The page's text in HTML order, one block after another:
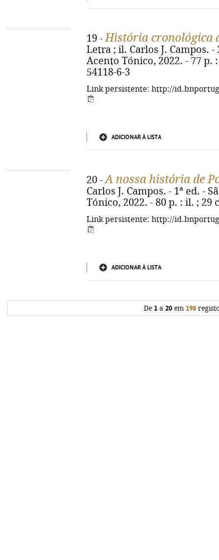
19 -História cronológica
Letra ; il. Carlos J. Campos.
Acento Tónico, 2022. - 77 p.
54118-6-3
Link persistente: http://
ADICIONAR À LISTA
20 -A nossa história de
Carlos J. Campos. - 1ª ed. -
Tónico, 2022. - 80 p. : il. ; 29
Link persistente: http://
ADICIONAR À LISTA
De 1 a 20 em 198